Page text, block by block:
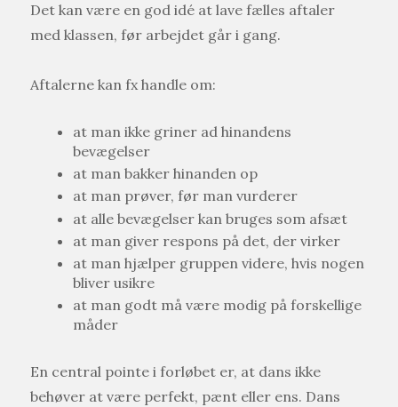
Det kan være en god idé at lave fælles aftaler
med klassen, før arbejdet går i gang.
Aftalerne kan fx handle om:
at man ikke griner ad hinandens
bevægelser
at man bakker hinanden op
at man prøver, før man vurderer
at alle bevægelser kan bruges som afsæt
at man giver respons på det, der virker
at man hjælper gruppen videre, hvis nogen
bliver usikre
at man godt må være modig på forskellige
måder
En central pointe i forløbet er, at dans ikke
behøver at være perfekt, pænt eller ens. Dans